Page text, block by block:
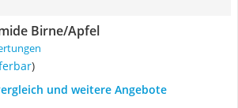
Birne/Apfel
)
und weitere Angebote